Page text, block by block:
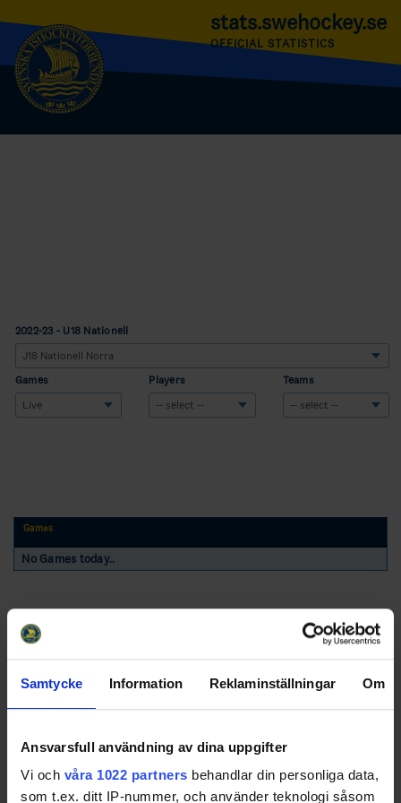
Samtycke Information Reklaminställningar Om
Ansvarsfull användning av dina uppgifter
Vi och våra 1022 partners behandlar din personliga data,
som t.ex. ditt IP-nummer, och använder teknologi såsom
stats.swehockey.se
OFFICIAL STATISTICS
2022-23 - U18 Nationell
Games Players Teams
Games
No Games today..
Swehockey – Svenska Ishockeyförbundets officiella app
Swehockey ger dig tillgång till nyheter, livebevakning